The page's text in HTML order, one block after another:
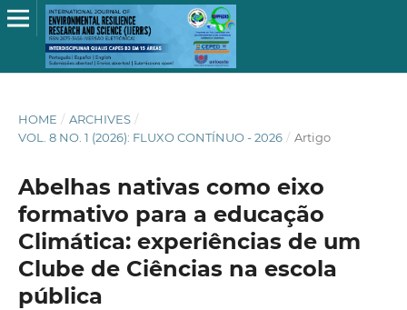
HOME / ARCHIVES /
VOL. 8 NO. 1 (2026): FLUXO CONTÍNUO - 2026 / Artigo
Abelhas nativas como eixo
formativo para a educação
Climática: experiências de um
Clube de Ciências na escola
pública